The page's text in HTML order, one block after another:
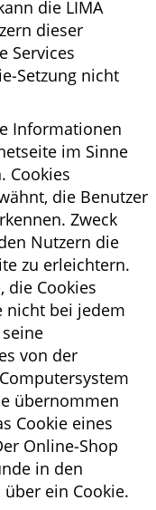
die LIMA
dieser
Services
Setzung nicht
Informationen
im Sinne
Cookies
die Benutzer
Zweck
Nutzern die
zu erleichtern.
die Cookies
nicht bei jedem
von der
übernommen
Cookie eines
Online-Shop
in den
ein Cookie.